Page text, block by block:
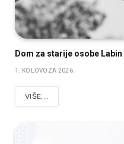
Dom za starije osobe
1. KOLOVOZA 2026.
VIŠE...